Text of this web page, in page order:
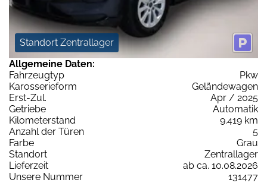
Standort Zentrallager
Allgemeine Daten:
Fahrzeugtyp
Pkw
Karosserieform
Geländewagen
Erst-Zul.
Apr / 2025
Getriebe
Automatik
Kilometerstand
9.419 km
Anzahl der Türen
5
Farbe
Grau
Standort
Zentrallager
Lieferzeit
ab ca. 10.08.2026
Unsere Nummer
131477